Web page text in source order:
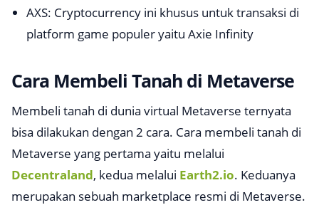
AXS: Cryptocurrency ini khusus untuk transaksi di
platform game populer yaitu Axie Infinity
Cara Membeli Tanah di Metaverse
Membeli tanah di dunia virtual Metaverse ternyata
bisa dilakukan dengan 2 cara. Cara membeli tanah di
Metaverse yang pertama yaitu melalui
Decentraland, kedua melalui Earth2.io. Keduanya
merupakan sebuah marketplace resmi di Metaverse.